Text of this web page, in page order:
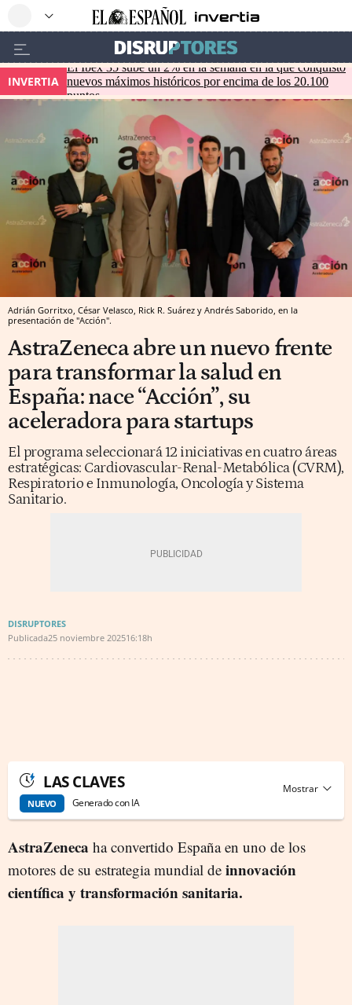
INVERTIA
El Ibex 35 sube un 2% en la semana en la que conquistó
nuevos máximos históricos por encima de los 20.100
puntos
Adrián Gorritxo, César Velasco, Rick R. Suárez y Andrés Saborido, en la
presentación de "Acción".
AstraZeneca abre un nuevo frente
para transformar la salud en
España: nace “Acción”, su
aceleradora para startups
El programa seleccionará 12 iniciativas en cuatro áreas
estratégicas: Cardiovascular-Renal-Metabólica (CVRM),
Respiratorio e Inmunología, Oncología y Sistema
Sanitario.
DISRUPTORES
Publicada25 noviembre 202516:18h
LAS CLAVES
NUEVO Generado con IA
AstraZeneca ha convertido España en uno de los
motores de su estrategia mundial de innovación
científica y transformación sanitaria.